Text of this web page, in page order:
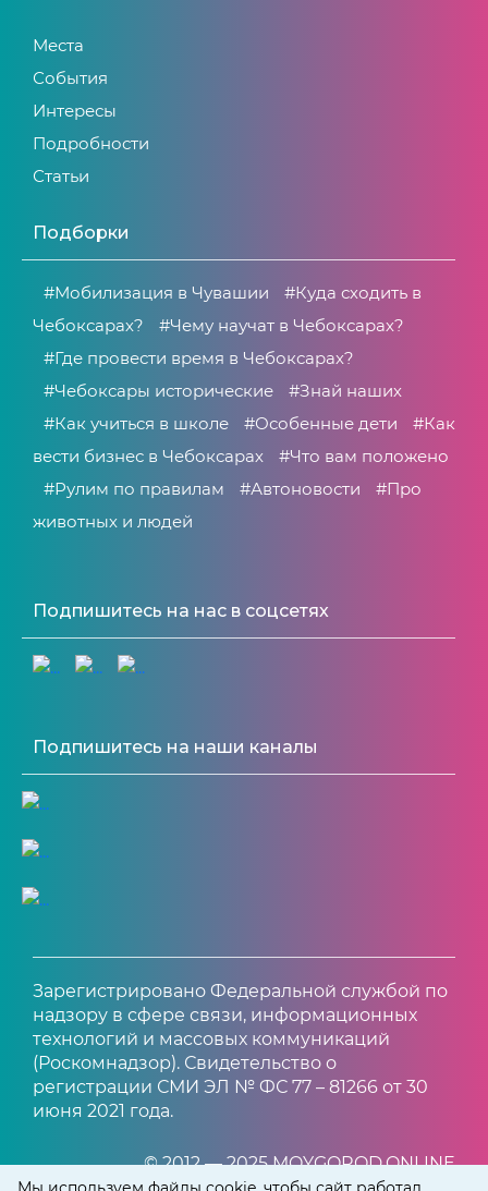
Места
События
Интересы
Подробности
Статьи
Подборки
#Мобилизация в Чувашии
#Куда сходить в
Чебоксарах?
#Чему научат в Чебоксарах?
#Где провести время в Чебоксарах?
#Чебоксары исторические
#Знай наших
#Как учиться в школе
#Особенные дети
#Как
вести бизнес в Чебоксарах
#Что вам положено
#Рулим по правилам
#Автоновости
#Про
животных и людей
Подпишитесь на нас в соцсетях
Подпишитесь на наши каналы
Зарегистрировано Федеральной службой по
надзору в сфере связи, информационных
технологий и массовых коммуникаций
(Роскомнадзор). Свидетельство о
регистрации СМИ ЭЛ № ФС 77 – 81266 от 30
июня 2021 года.
© 2012 — 2025 MOYGOROD.ONLINE